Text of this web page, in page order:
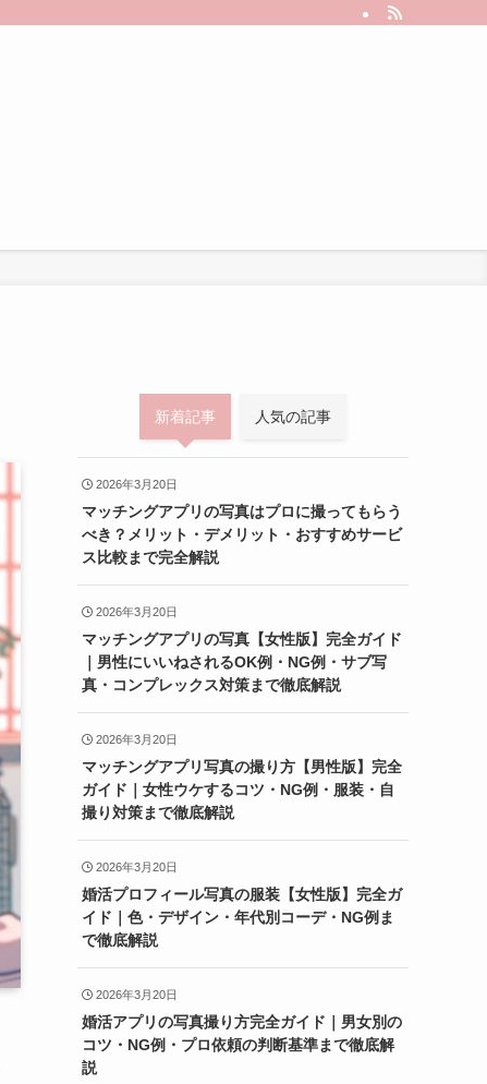
新着記事 人気の記事
2026年3月20日
マッチングアプリの写真はプロに撮ってもらう
べき？メリット・デメリット・おすすめサービ
ス比較まで完全解説
2026年3月20日
マッチングアプリの写真【女性版】完全ガイド
｜男性にいいねされるOK例・NG例・サブ写
真・コンプレックス対策まで徹底解説
2026年3月20日
マッチングアプリ写真の撮り方【男性版】完全
ガイド｜女性ウケするコツ・NG例・服装・自
撮り対策まで徹底解説
2026年3月20日
婚活プロフィール写真の服装【女性版】完全ガ
イド｜色・デザイン・年代別コーデ・NG例ま
で徹底解説
2026年3月20日
婚活アプリの写真撮り方完全ガイド｜男女別の
コツ・NG例・プロ依頼の判断基準まで徹底解
説